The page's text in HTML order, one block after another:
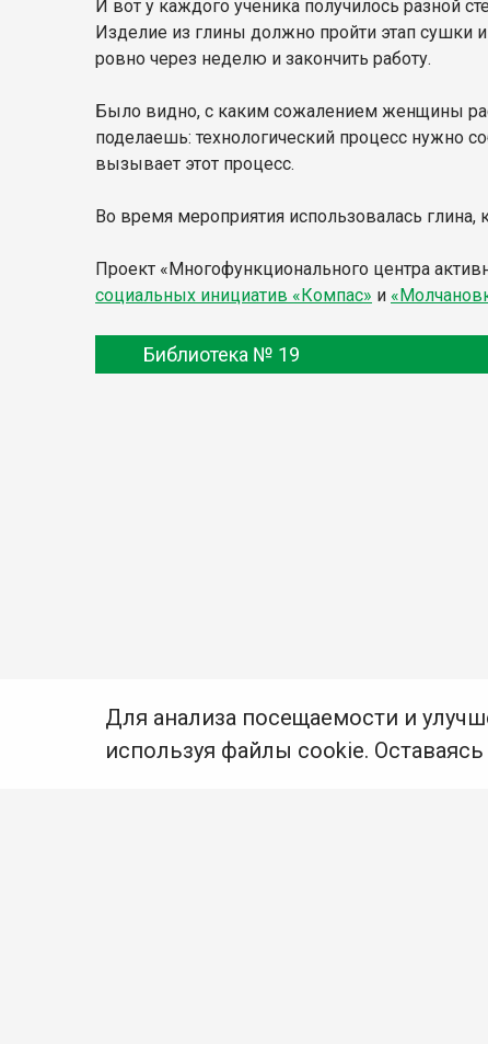
И вот у каждого ученика получилось разной
Изделие из глины должно пройти этап сушки
ровно через неделю и закончить работу.
Было видно, с каким сожалением женщины
поделаешь: технологический процесс нужно
вызывает этот процесс.
Во время мероприятия использовалась глина,
Проект «Многофункционального центра
социальных инициатив «Компас» и
Библиотека № 19
Для анализа посещаемости и
используя файлы cookie.